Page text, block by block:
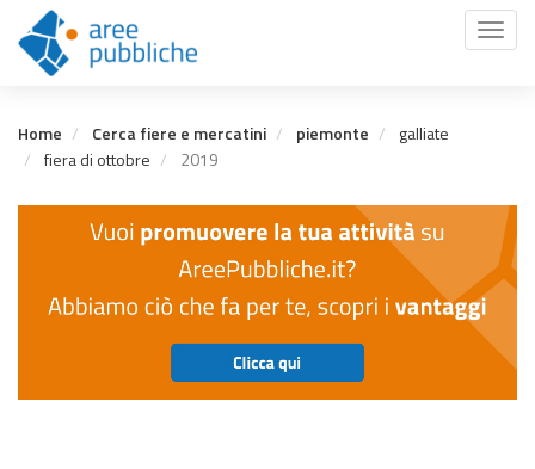
contenuto
principale
Toggle
Home Cerca fiere e mercatini piemonte
galliate
fiera di ottobre
2019